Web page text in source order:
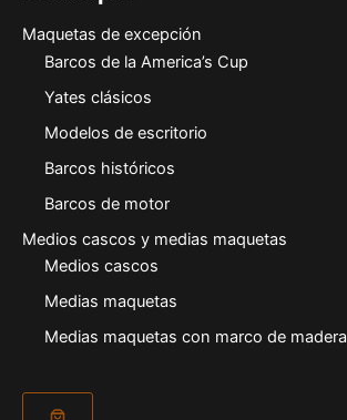
Maquetas de excepción
Barcos de la America’s Cup
Yates clásicos
Modelos de escritorio
Barcos históricos
Barcos de motor
Medios cascos y medias maquetas
Medios cascos
Medias maquetas
Medias maquetas con marco de madera